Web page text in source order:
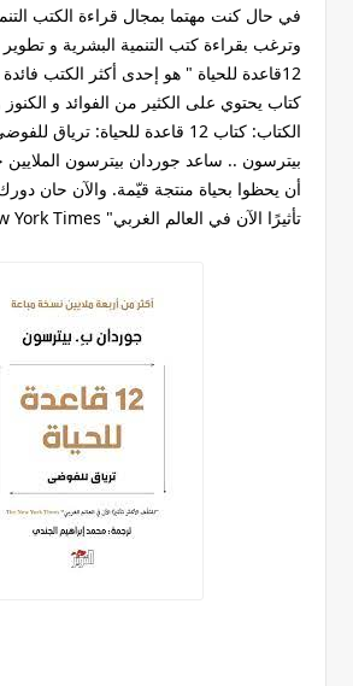
في حال كنت مهتما بمجال قراءة الكتب
وترغب بقراءة كتب التنمية البشرية و
12قاعدة للحياة " هو إحدى أكثر الكتب
كتاب يحتوي على الكثير من الفوائد و
بيترسون .. ساعد جوردان بيترسون
أن يحظوا بحياة منتجة قيّمة. والآن حان
تأثيرًا الآن في العالم الغربي" The New York Times